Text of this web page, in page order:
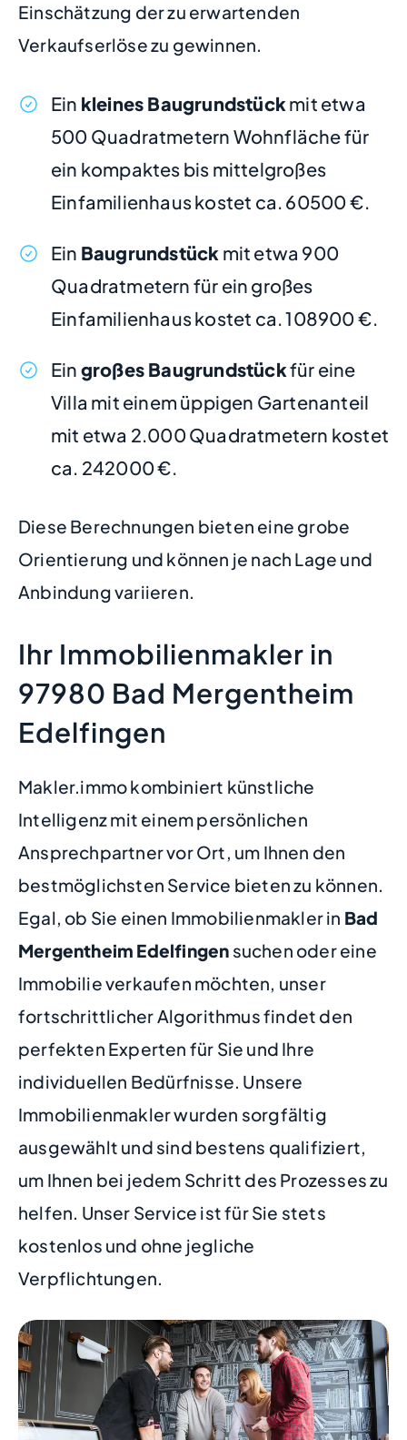
Einschätzung der zu erwartenden
Verkaufserlöse zu gewinnen.
Ein kleines Baugrundstückmit etwa
500 Quadratmetern Wohnfläche für
ein kompaktes bis mittelgroßes
Einfamilienhaus kostet ca. 60500 €.
Ein Baugrundstück mit etwa 900
Quadratmetern für ein großes
Einfamilienhaus kostet ca. 108900 €.
Ein großes Baugrundstückfür eine
Villa mit einem üppigen Gartenanteil
mit etwa 2.000 Quadratmetern kostet
ca. 242000 €.
Diese Berechnungen bieten eine grobe
Orientierung und können je nach Lage und
Anbindung variieren.
Ihr Immobilienmakler in
97980 Bad Mergentheim
Edelfingen
Makler.immo kombiniert künstliche
Intelligenz mit einem persönlichen
Ansprechpartner vor Ort, um Ihnen den
bestmöglichsten Service bieten zu können.
Egal, ob Sie einen Immobilienmakler in Bad
Mergentheim Edelfingen suchen oder eine
Immobilie verkaufen möchten, unser
fortschrittlicher Algorithmus findet den
perfekten Experten für Sie und Ihre
individuellen Bedürfnisse. Unsere
Immobilienmakler wurden sorgfältig
ausgewählt und sind bestens qualifiziert,
um Ihnen bei jedem Schritt des Prozesses zu
helfen. Unser Service ist für Sie stets
kostenlos und ohne jegliche
Verpflichtungen.